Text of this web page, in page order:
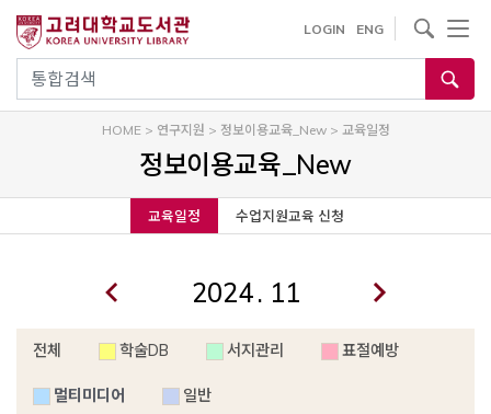
건
기
통합검색
LOGIN ENG
사이트내 검색
HOME> 연구지원 > 정보이용교육_New> 교육일정
정보이용교육_New
교육일정 수업지원교육 신청
.
전체 학술DB 서지관리 표절예방
멀티미디어 일반